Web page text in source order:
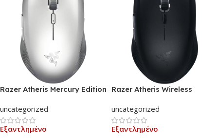
04530100-R3M1
Razer Atheris Mercury Edition
02170300-R3M1)
uncategorized
Εξαντλημένο
Razer Atheris Wireless
(RZ01-02170100-R3G1)
uncategorized
Εξαντλημένο